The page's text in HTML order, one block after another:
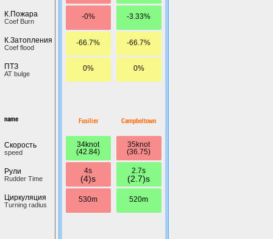
К.Пожара
Coef Burn
К.Затопления
Coef flood
ПТЗ
AT bulge
name
Скорость
speed
Рули
Rudder Time
Циркуляция
Turning radius
-0%
-66.7%
0%
Fusilier
34knot
(42.84)
4s
(4)s
530m
-3.33%
-66.7%
0%
Campbeltown
35knot
(36.75)
2.7s
(2.7)s
520m